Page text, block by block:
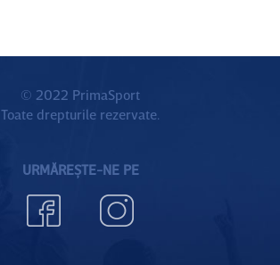
© 2022 PrimaSport
Toate drepturile rezervate.
URMĂREȘTE-NE PE